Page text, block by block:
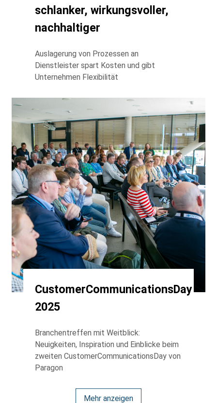
schlanker, wirkungsvoller,
nachhaltiger
Auslagerung von Prozessen an
Dienstleister spart Kosten und gibt
Unternehmen Flexibilität
CustomerCommunicationsDay
2025
Branchentreffen mit Weitblick:
Neuigkeiten, Inspiration und Einblicke beim
zweiten CustomerCommunicationsDay von
Paragon
Mehr anzeigen